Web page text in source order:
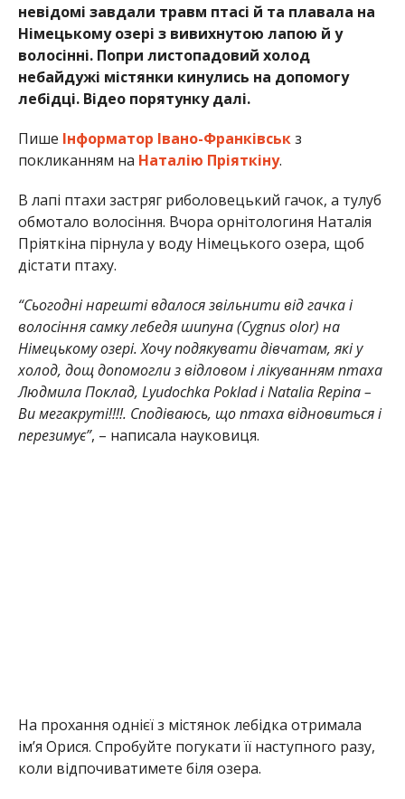
невідомі завдали травм птасі й та плавала на
Німецькому озері з вивихнутою лапою й у
волосінні. Попри листопадовий холод
небайдужі містянки кинулись на допомогу
лебідці. Відео порятунку далі.
Пише Інформатор Івано-Франківськз
покликанням на Наталію Пріяткіну.
В лапі птахи застряг риболовецький гачок, а тулуб
обмотало волосіння. Вчора орнітологиня Наталія
Пріяткіна пірнула у воду Німецького озера, щоб
дістати птаху.
“Сьогодні нарешті вдалося звільнити від гачка і
волосіння самку лебедя шипуна (Cygnus olor) на
Німецькому озері. Хочу подякувати дівчатам, які у
холод, дощ допомогли з відловом і лікуванням птаха
Людмила Поклад, Lyudochka Poklad і Natalia Repina –
Ви мегакруті!!!!. Сподіваюсь, що птаха відновиться і
перезимує”, – написала науковиця.
На прохання однієї з містянок лебідка отримала
ім’я Орися. Спробуйте погукати її наступного разу,
коли відпочиватимете біля озера.